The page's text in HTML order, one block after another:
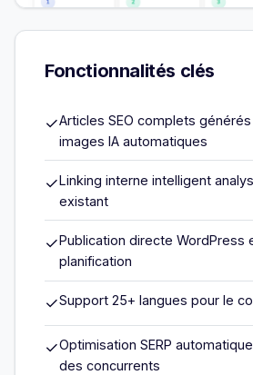
Fonctionnalités clés
✓Articles SEO complets
images IA automatiques
✓Linking interne intelligent
existant
✓Publication directe WordPress
planification
✓Support 25+ langues pour le
✓Optimisation SERP
des concurrents